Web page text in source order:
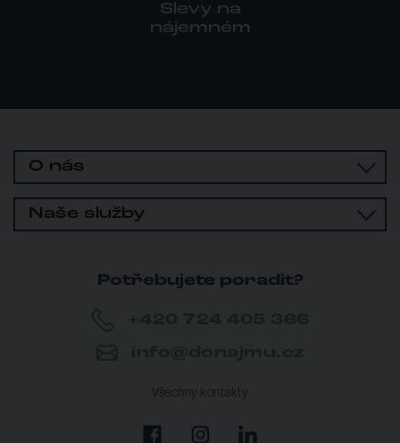
Slevy na
nájemném
O nás
Naše služby
Potřebujete poradit?
Všechny kontakty